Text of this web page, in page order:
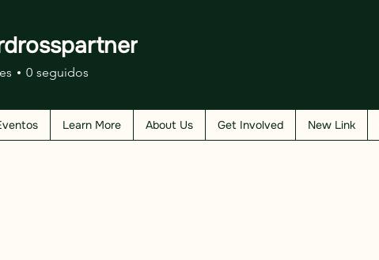
0 seguidos
Learn More About Us Get Involved New Link